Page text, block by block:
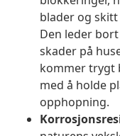
blader og
Den leder
skader på
kommer trygt
med å holde
opphopning.